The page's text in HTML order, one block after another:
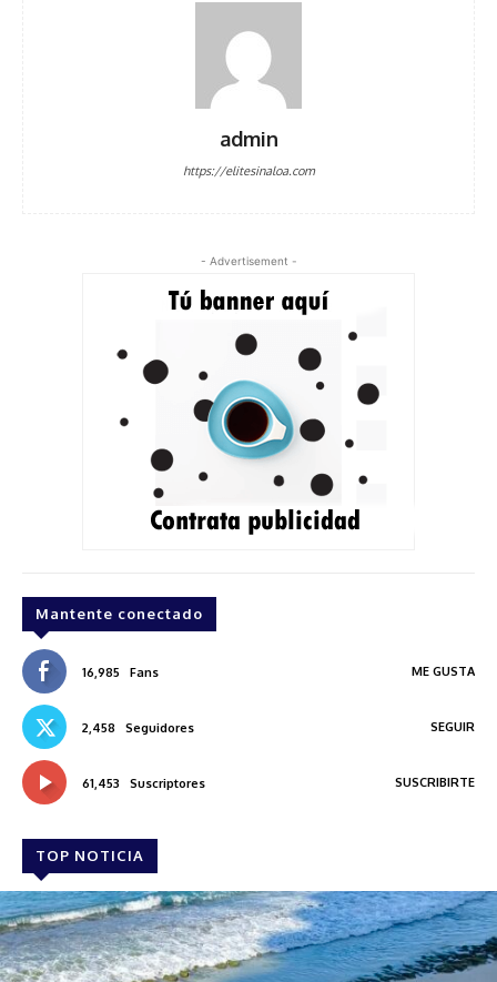
admin
https://elitesinaloa.com
- Advertisement -
Mantente conectado
16,985 Fans ME GUSTA
2,458 Seguidores SEGUIR
61,453 Suscriptores SUSCRIBIRTE
TOP NOTICIA